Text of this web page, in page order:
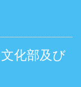
化部及び